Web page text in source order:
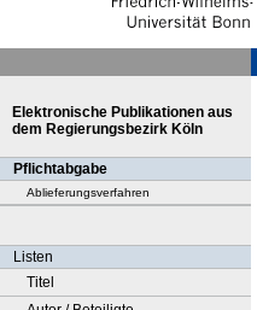
Elektronische Publikationen aus
dem Regierungsbezirk Köln
Pflichtabgabe
Ablieferungsverfahren
Listen
Titel